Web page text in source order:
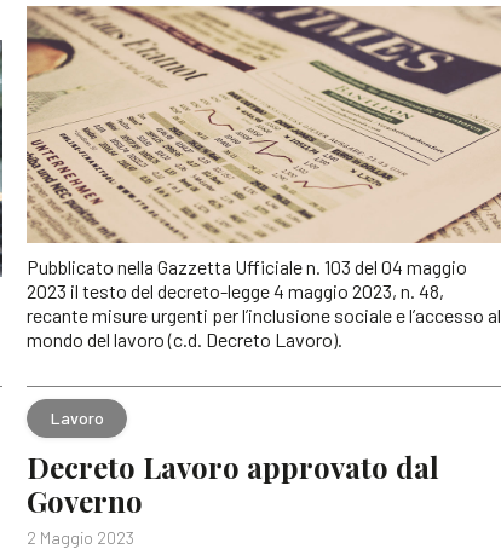
Pubblicato nella Gazzetta Ufficiale n. 103 del 04 maggio
2023 il testo del decreto-legge 4 maggio 2023, n. 48,
recante misure urgenti per l’inclusione sociale e l’accesso al
mondo del lavoro (c.d. Decreto Lavoro).
Lavoro
Decreto Lavoro approvato dal
Governo
2 Maggio 2023